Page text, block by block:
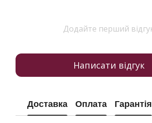
Додайте перший
Написати відгук
Доставка Оплата Гарантія